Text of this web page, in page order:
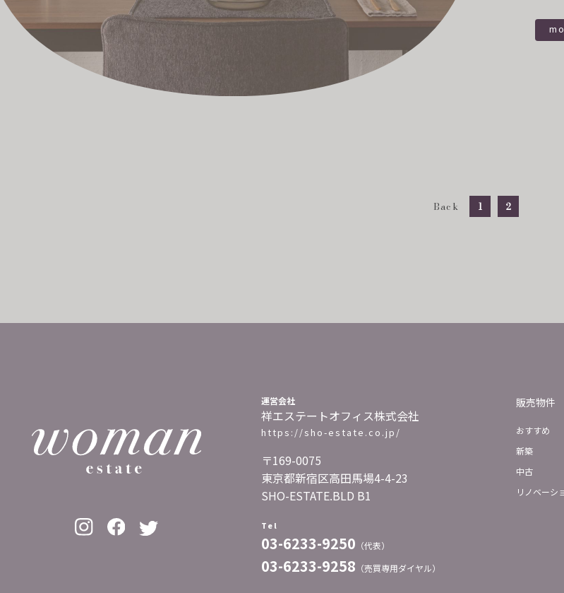
Back 1 2
運営会社
祥エステートオフィス株式会社
https://sho-estate.co.jp/
〒169-0075
東京都新宿区高田馬場4-4-23
SHO-ESTATE.BLD B1
Tel
03-6233-9250 （代表）
03-6233-9258 （売買専用ダイヤル）
販売物件
おすすめ
新築
中古
リノベーシ